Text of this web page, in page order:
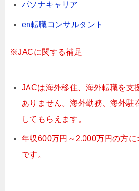
パソナキャリア
en転職コンサルタント
※JACに関する補足
JACは海外移住、海外転職を支
ありません。海外勤務、海外駐
してもらえます。
年収600万円～2,000万円の方に
です。